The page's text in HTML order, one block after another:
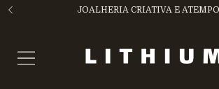
JOALHERIA CRIATIVA E